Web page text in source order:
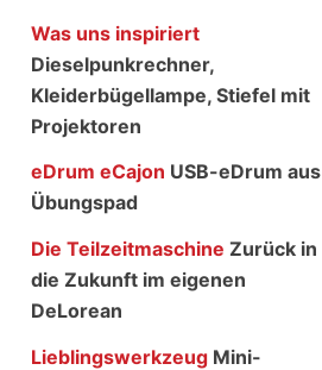
Was uns inspiriert
Dieselpunkrechner,
Kleiderbügellampe, Stiefel mit
Projektoren
eDrum eCajon USB-eDrum aus
Übungspad
Die TeilzeitmaschineZurück in
die Zukunft im eigenen
DeLorean
Lieblingswerkzeug Mini-